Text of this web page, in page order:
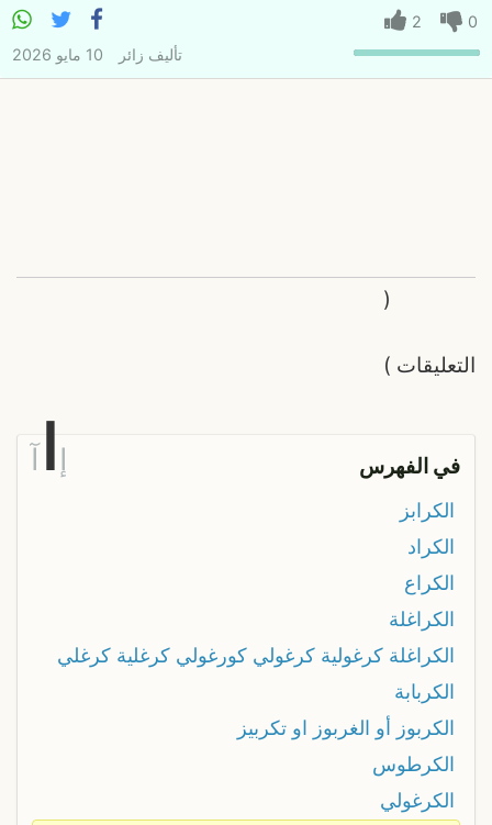
0
2
تأليف زائر 10 مايو 2026
التعليقات
(
)
في الفهرس إ آ
الكرابز
الكراد
الكراع
الكراغلة
الكراغلة كرغولية كرغولي كورغولي كرغلية كرغلي
الكربابة
الكربوز أو الغربوز او تكربيز
الكرطوس
الكرغولي